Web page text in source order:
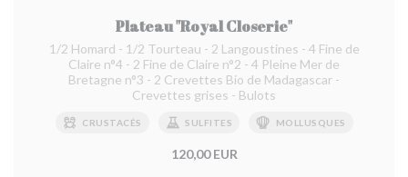
Plateau "Royal Closerie"
1/2 Homard - 1/2 Tourteau - 2 Langoustines - 4 Fine de
Claire n°4 - 2 Fine de Claire n°2 - 4 Pleine Mer de
Bretagne n°3 - 2 Crevettes Bio de Madagascar -
Crevettes grises - Bulots
CRUSTACÉS SULFITES MOLLUSQUES
120,00 EUR